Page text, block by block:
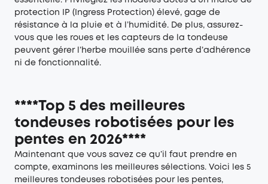
protection IP (Ingress Protection) élevé, gage de
résistance à la pluie et à l’humidité. De plus, assurez-
vous que les roues et les capteurs de la tondeuse
peuvent gérer l’herbe mouillée sans perte d’adhérence
ni de fonctionnalité.
****Top 5 des meilleures
tondeuses robotisées pour les
pentes en 2026****
Maintenant que vous savez ce qu’il faut prendre en
compte, examinons les meilleures sélections. Voici les 5
meilleures tondeuses robotisées pour les pentes,